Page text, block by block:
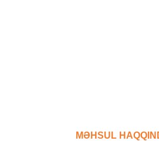
MƏHSUL